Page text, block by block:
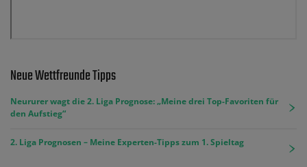
Neue Wettfreunde Tipps
Neururer wagt die 2. Liga Prognose: „Meine drei Top-Favoriten für
den Aufstieg“
2. Liga Prognosen – Meine Experten-Tipps zum 1. Spieltag